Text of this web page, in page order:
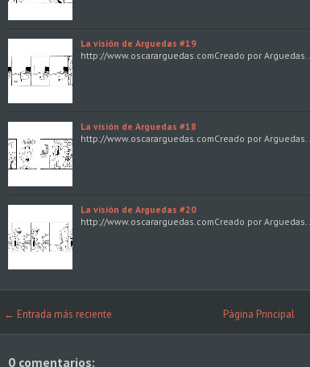
La visión de Arguedas #19
http://www.oscararguedas.comCreado por Arguedas.…
La visión de Arguedas #18
http://www.oscararguedas.comCreado por Arguedas.…
La visión de Arguedas #20
http://www.oscararguedas.comCreado por Arguedas.…
← Entrada más reciente Página Principal
0 comentarios: